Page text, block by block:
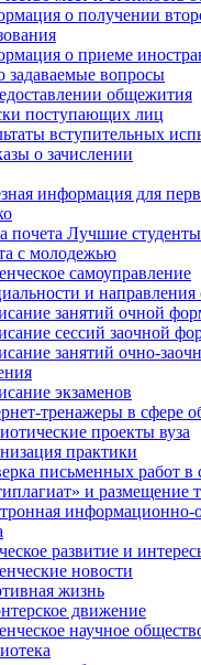
о получении
о приеме
задаваемые вопросы
общежития
поступающих лиц
вступительных
о зачислении
информация для
почета Лучшие студенты
с молодежью
самоуправление
и направления
занятий очной
сессий заочной
занятий очно-
экзаменов
тренажеры в сфере
проекты вуза
практики
письменных работ в
и размещение
информационно-
развитие и
новости
жизнь
движение
научное